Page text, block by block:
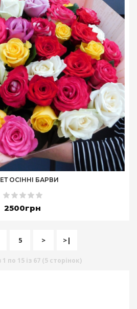
ОСІННІ БАРВИ
2500грн
5 > >|
по 15 із 67 (5 сторінок)